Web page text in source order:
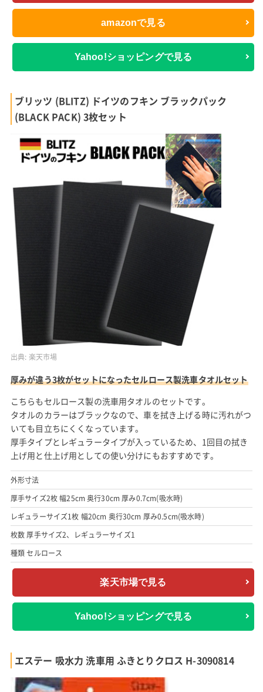
amazonで見る
Yahoo!ショッピングで見る
ブリッツ (BLITZ) ドイツのフキン ブラックパック
(BLACK PACK) 3枚セット
出典: 楽天市場
厚みが違う3枚がセットになったセルロース製洗車タオルセット
こちらもセルロース製の洗車用タオルのセットです。
タオルのカラーはブラックなので、車を拭き上げる時に汚れがつ
いても目立ちにくくなっています。
厚手タイプとレギュラータイプが入っているため、1回目の拭き
上げ用と仕上げ用としての使い分けにもおすすめです。
外形寸法
厚手サイズ2枚 幅25cm 奥行30cm 厚み0.7cm(吸水時)
レギュラーサイズ1枚 幅20cm 奥行30cm 厚み0.5cm(吸水時)
枚数 厚手サイズ2、レギュラーサイズ1
種類 セルロース
楽天市場で見る
Yahoo!ショッピングで見る
エステー 吸水力 洗車用 ふきとりクロス H-3090814